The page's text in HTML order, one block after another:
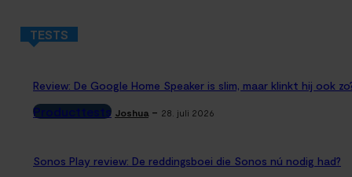
TESTS
Review: De Google Home Speaker is slim, maar klinkt hij ook
Producttests Joshua - 28. juli 2026
Sonos Play review: De reddingsboei die Sonos nú nodig had?